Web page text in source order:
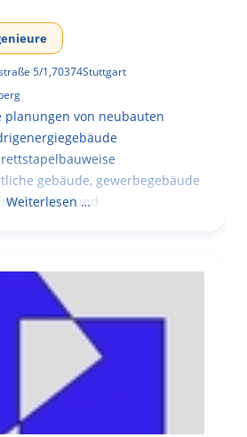
5/1,70374Stuttgart
planungen von neubauten
gebäude, gewerbegebäude
bei an – und
Weiterlesen …